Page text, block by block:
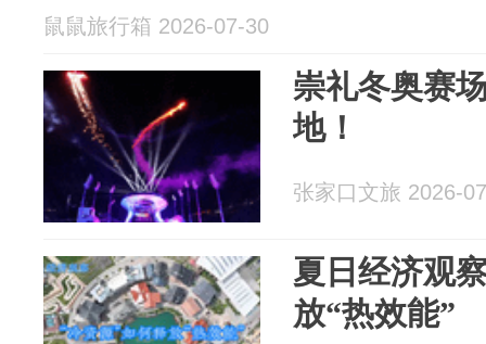
鼠鼠旅行箱 2026-07-30
崇礼冬奥赛
地！
张家口文旅 2026-
夏日经济观
放“热效能”